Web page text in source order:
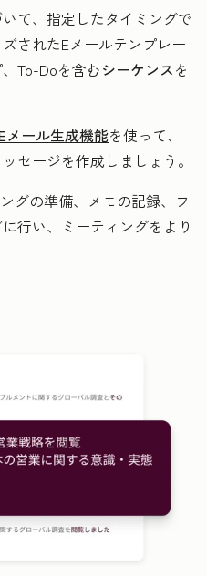
て、指定したタイミングで
されたEメールテンプレー
To-Doを含むシーケンスを
メール生成機能を使って、
セージを作成しましょう。
グの準備、メモの記録、フ
行い、ミーティングをより